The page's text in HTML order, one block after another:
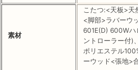
素材
こたつ:<天板>天
<脚部>ラバーウ
601E(D) 600Wハ
ントローラー付)
ポリエステル
ーウッド<張地>